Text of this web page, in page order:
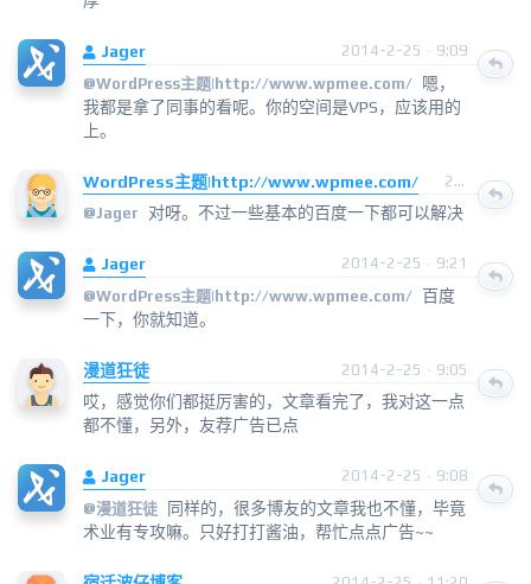
Jager
2014-2-25 · 9:09
@WordPress主题|http://www.wpmee.com/
嗯，
我都是拿了同事的看呢。你的空间是VPS，应该用的
上。
WordPress主题|http://www.wpmee.com/
2014-2-25 · 9:14
@Jager 对呀。不过一些基本的百度一下都可以解决
Jager
2014-2-25 · 9:21
@WordPress主题|http://www.wpmee.com/ 百度
一下，你就知道。
漫道狂徒 2014-2-25 · 9:05
哎，感觉你们都挺厉害的，文章看完了，我对这一点
都不懂，另外，友荐广告已点
Jager
2014-2-25 · 9:08
@漫道狂徒
同样的，很多博友的文章我也不懂，毕竟
术业有专攻嘛。只好打打酱油，帮忙点点广告~~